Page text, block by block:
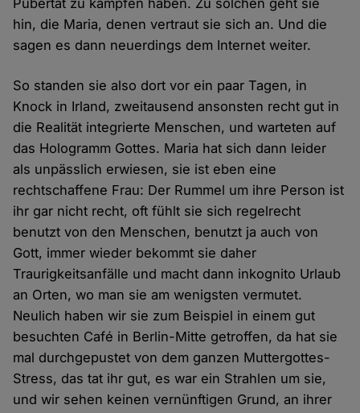
Pubertät zu kämpfen haben. Zu solchen geht sie
hin, die Maria, denen vertraut sie sich an. Und die
sagen es dann neuerdings dem Internet weiter.
So standen sie also dort vor ein paar Tagen, in
Knock in Irland, zweitausend ansonsten recht gut in
die Realität integrierte Menschen, und warteten auf
das Hologramm Gottes. Maria hat sich dann leider
als unpässlich erwiesen, sie ist eben eine
rechtschaffene Frau: Der Rummel um ihre Person ist
ihr gar nicht recht, oft fühlt sie sich regelrecht
benutzt von den Menschen, benutzt ja auch von
Gott, immer wieder bekommt sie daher
Traurigkeitsanfälle und macht dann inkognito Urlaub
an Orten, wo man sie am wenigsten vermutet.
Neulich haben wir sie zum Beispiel in einem gut
besuchten Café in Berlin-Mitte getroffen, da hat sie
mal durchgepustet von dem ganzen Muttergottes-
Stress, das tat ihr gut, es war ein Strahlen um sie,
und wir sehen keinen vernünftigen Grund, an ihrer